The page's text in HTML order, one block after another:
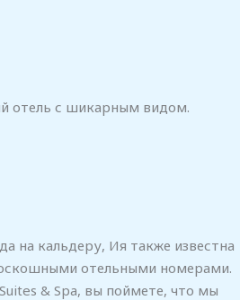
отель с шикарным видом.
на кальдеру, Ия также известна
отельными номерами.
& Spa, вы поймете, что мы